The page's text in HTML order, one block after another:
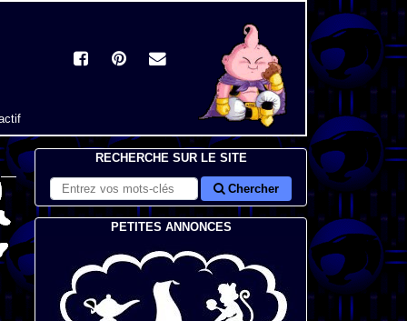
RECHERCHE SUR LE SITE
Chercher
PETITES ANNONCES